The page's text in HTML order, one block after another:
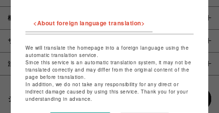
概要
サイズ
注意事項
シェアする
<About foreign language translation>
We will translate the homepage into a foreign language using the
automatic translation service.
Since this service is an automatic translation system, it may not be
translated correctly and may differ from the original content of the
page before translation.
In addition, we do not take any responsibility for any direct or
indirect damage caused by using this service. Thank you for your
understanding in advance.